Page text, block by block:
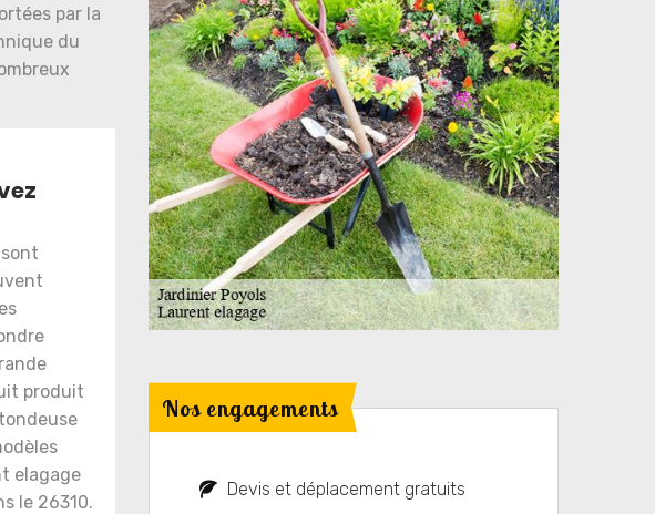
par la
du
produit
elagage
le 26310.
Nos engagements
Devis et déplacement gratuits